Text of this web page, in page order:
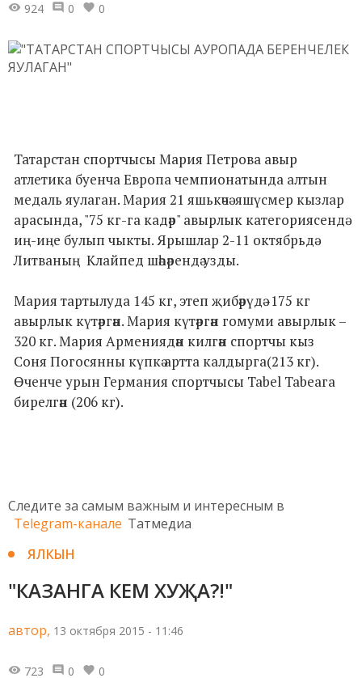
924 0 0
Татарстан спортчысы Мария Петрова авыр
атлетика буенча Европа чемпионатында алтын
медаль яулаган. Мария 21 яшькәчә яшүсмер кызлар
арасында, "75 кг-га кадәр" авырлык категориясендә
иң-иңе булып чыкты. Ярышлар 2-11 октябрьдә
Литваның Клайпед шәһәрендә узды.
Мария тартылуда 145 кг, этеп җибәрүдә -175 кг
авырлык күтәргән. Мария күтәргән гомуми авырлык –
320 кг. Мария Армениядән килгән спортчы кыз
Соня Погосянны күпкә артта калдырга(213 кг).
Өченче урын Германия спортчысы Tabel Tabeaга
бирелгән (206 кг).
Следите за самым важным и интересным в
Telegram-канале Татмедиа
ЯЛКЫН
"КАЗАНГА КЕМ ХУҖА?!"
автор, 13 октября 2015 - 11:46
723 0 0